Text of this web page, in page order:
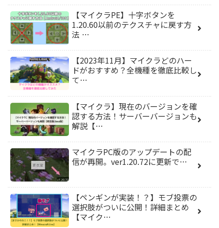
【マイクラPE】十字ボタンを
1.20.60以前のテクスチャに戻す方
法 …
【2023年11月】マイクラどのハー
ドがおすすめ？全機種を徹底比較し
て…
【マイクラ】現在のバージョンを確
認する方法！サーバーバージョンも
解説【…
マイクラPC版のアップデートの配
信が再開。ver1.20.72に更新で…
【ペンギンが実装！？】モブ投票の
選択肢がついに公開！詳細まとめ
【マイク…